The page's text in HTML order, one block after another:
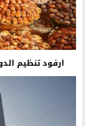
ارفود تنظيم